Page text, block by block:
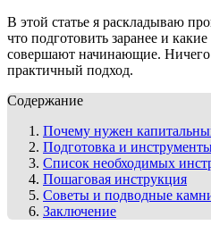
В этой статье я раскладываю
что подготовить заранее и
совершают начинающие. Ничего
практичный подход.
Содержание
Почему нужен
Подготовка и
Список необходимых
Пошаговая инструкция
Советы и подводные
Заключение